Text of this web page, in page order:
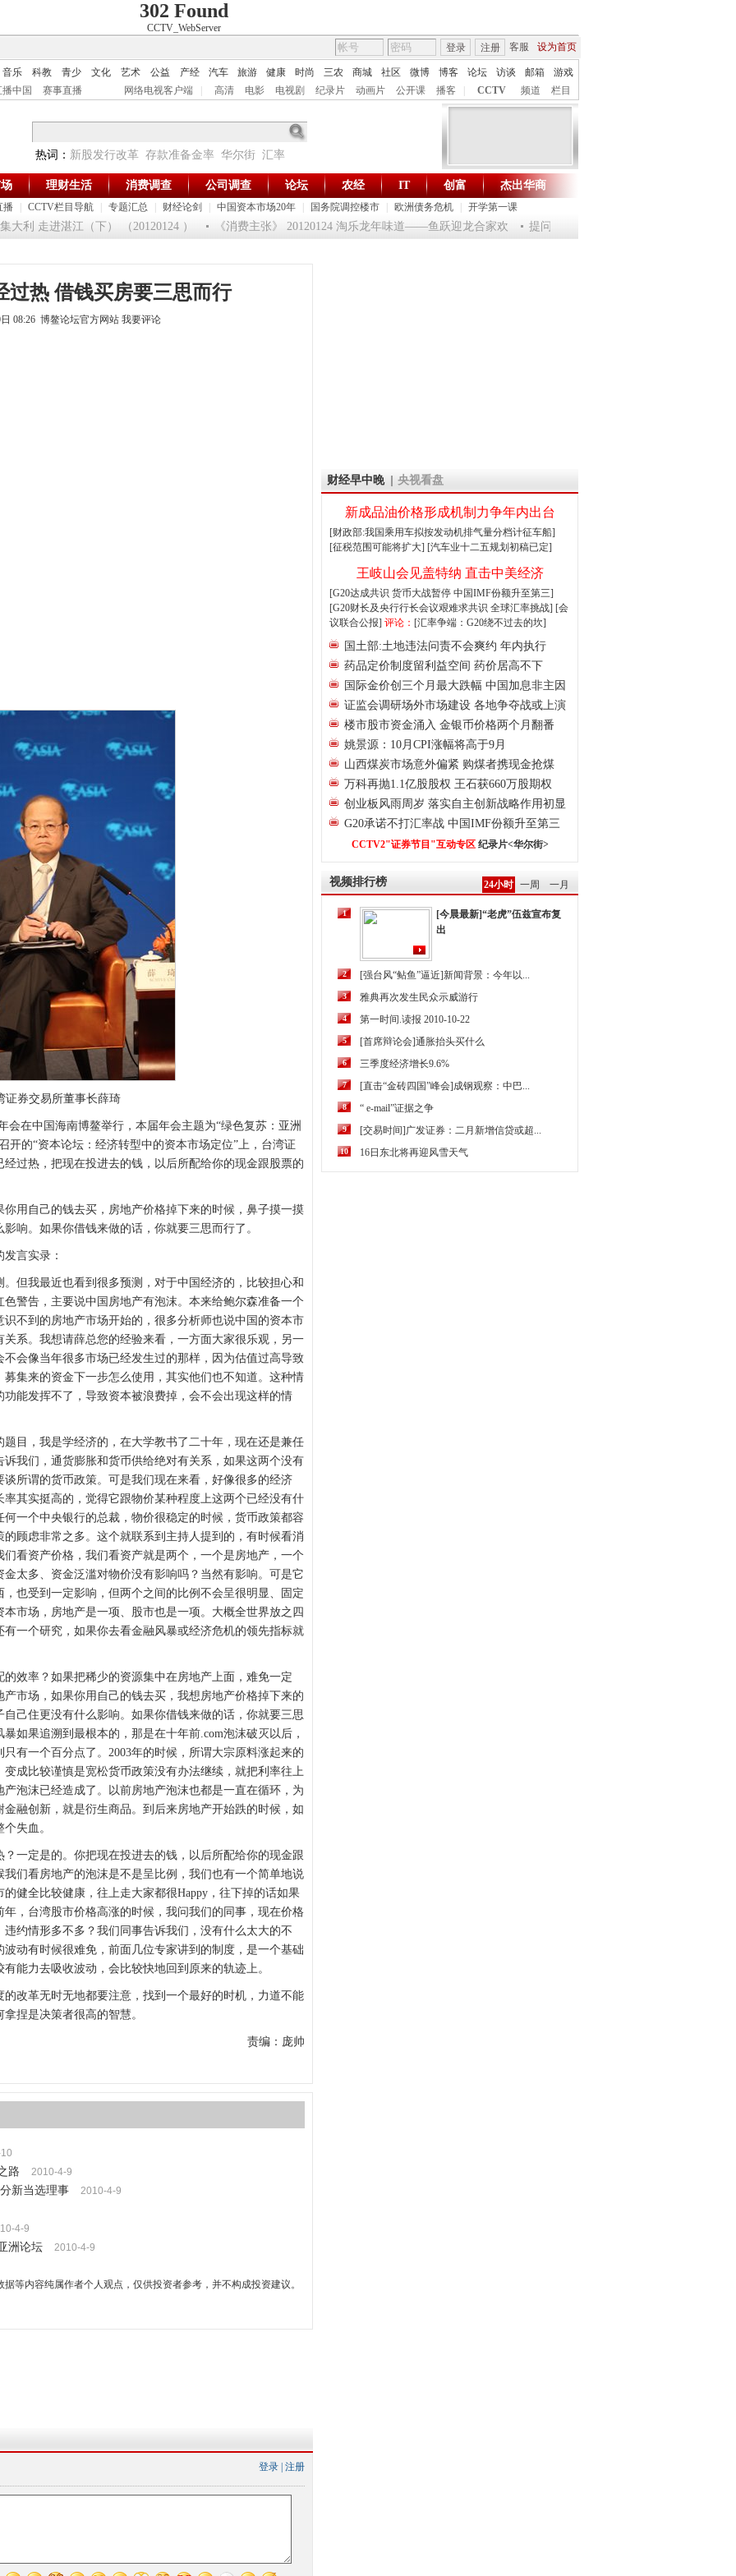
302 Found
CCTV_WebServer
客服
设为首页
登录 注册
音乐 科教 青少 文化 艺术 公益 产经 汽车 旅游 健康 时尚 三农 商城 社区 微博 博客 论坛 访谈 邮箱
游戏
播中国
赛事直播 网络电视客户端 高清 电影 电视剧 纪录片 动画片 公开课 播客 CCTV 频道 栏目
热词： 新股发行改革 存款准备金率 华尔街 汇率
财智生活 一键通达
播 CCTV栏目导航 专题汇总 财经论剑 中国资本市场20年 国务院调控楼市 欧洲债务危机 开学第一课
理财生活 消费调查 公司调查 论坛 农经 IT 创富 杰出华商
走进湛江（下） （20120124 ） 《消费主张》 20120124 淘乐龙年味道——鱼跃迎龙合家欢 提问2012：机遇与悬念共存
过热 借钱买房要三思而行
日 08:26 博鳌论坛官方网站 我要评论
证券交易所董事长薛琦
在中国海南博鳌举行，本届年会主题为“绿色复苏：亚洲
开的“资本论坛：经济转型中的资本市场定位”上，台湾证
过热，把现在投进去的钱，以后所配给你的现金跟股票的
自己的钱去买，房地产价格掉下来的时候，鼻子摸一摸
响。如果你借钱来做的话，你就要三思而行了。
言实录：
我最近也看到很多预测，对于中国经济的，比较担心和
警告，主要说中国房地产有泡沫。本来给鲍尔森准备一个
不到的房地产市场开始的，很多分析师也说中国的资本市
系。我想请薛总您的经验来看，一方面大家很乐观，另一
会像当年很多市场已经发生过的那样，因为估值过高导致
集来的资金下一步怎么使用，其实他们也不知道。这种情
能发挥不了，导致资本被浪费掉，会不会出现这样的情
，我是学经济的，在大学教书了二十年，现在还是兼任
我们，通货膨胀和货币供给绝对有关系，如果这两个没有
所谓的货币政策。可是我们现在来看，好像很多的经济
其实挺高的，觉得它跟物价某种程度上这两个已经没有什
一个中央银行的总裁，物价很稳定的时候，货币政策都容
顾虑非常之多。这个就联系到主持人提到的，有时候看消
看资产价格，我们看资产就是两个，一个是房地产，一个
太多、资金泛滥对物价没有影响吗？当然有影响。可是它
也受到一定影响，但两个之间的比例不会呈很明显、固定
市场，房地产是一项、股市也是一项。大概全世界放之四
一个研究，如果你去看金融风暴或经济危机的领先指标就
率？如果把稀少的资源集中在房地产上面，难免一定
市场，如果你用自己的钱去买，我想房地产价格掉下来的
己住更没有什么影响。如果你借钱来做的话，你就要三思
如果追溯到最根本的，那是在十年前.com泡沫破灭以后，
有一个百分点了。2003年的时候，所谓大宗原料涨起来的
成比较谨慎是宽松货币政策没有办法继续，就把利率往上
泡沫已经造成了。以前房地产泡沫也都是一直在循环，为
融创新，就是衍生商品。到后来房地产开始跌的时候，如
失血。
定是的。你把现在投进去的钱，以后所配给你的现金跟
们看房地产的泡沫是不是呈比例，我们也有一个简单地说
健全比较健康，往上走大家都很Happy，往下掉的话如果
，台湾股市价格高涨的时候，我问我们的同事，现在价格
约情形多不多？我们同事告诉我们，没有什么太大的不
动有时候很难免，前面几位专家讲到的制度，是一个基础
能力去吸收波动，会比较快地回到原来的轨迹上。
革无时无地都要注意，找到一个最好的时机，力道不能
捏是决策者很高的智慧。
责编：庞帅
路 2010-4-9
新当选理事 2010-4-9
4-9
洲论坛 2010-4-9
等内容纯属作者个人观点，仅供投资者参考，并不构成投资建议。
登录 注册
财经早中晚 央视看盘
新成品油价格形成机制力争年内出台
[财政部:我国乘用车拟按发动机排气量分档计征车船]
[征税范围可能将扩大] [汽车业十二五规划初稿已定]
王岐山会见盖特纳 直击中美经济
[G20达成共识 货币大战暂停 中国IMF份额升至第三]
[G20财长及央行行长会议艰难求共识 全球汇率挑战] [会
议联合公报] 评论： [汇率争端：G20绕不过去的坎]
国土部:土地违法问责不会爽约 年内执行
药品定价制度留利益空间 药价居高不下
国际金价创三个月最大跌幅 中国加息非主因
证监会调研场外市场建设 各地争夺战或上演
楼市股市资金涌入 金银币价格两个月翻番
姚景源：10月CPI涨幅将高于9月
山西煤炭市场意外偏紧 购煤者携现金抢煤
万科再抛1.1亿股股权 王石获660万股期权
创业板风雨周岁 落实自主创新战略作用初显
G20承诺不打汇率战 中国IMF份额升至第三
CCTV2"证券节目"互动专区 纪录片<华尔街>
视频排行榜 24小时 一周 一月
1
[今晨最新]“老虎”伍兹宣布复
出
2 [强台风“鲇鱼”逼近]新闻背景：今年以...
3 雅典再次发生民众示威游行
4 第一时间.读报 2010-10-22
5 [首席辩论会]通胀抬头买什么
6 三季度经济增长9.6%
7 [直击“金砖四国”峰会]成钢观察：中巴...
8 “ e-mail”证据之争
9 [交易时间]广发证券：二月新增信贷或超...
10 16日东北将再迎风雪天气